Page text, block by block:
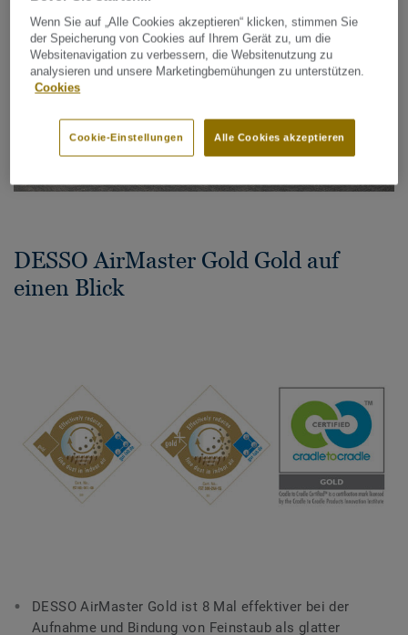
DESSO AirMaster Gold Gold auf
einen Blick
DESSO AirMaster Gold ist 8 Mal effektiver bei der
Aufnahme und Bindung von Feinstaub als glatter
Wenn Sie auf „Alle Cookies akzeptieren“ klicken, stimmen Sie
der Speicherung von Cookies auf Ihrem Gerät zu, um die
Websitenavigation zu verbessern, die Websitenutzung zu
analysieren und unsere Marketingbemühungen zu unterstützen.
Cookies
Alle Cookies akzeptieren
Cookie-Einstellungen